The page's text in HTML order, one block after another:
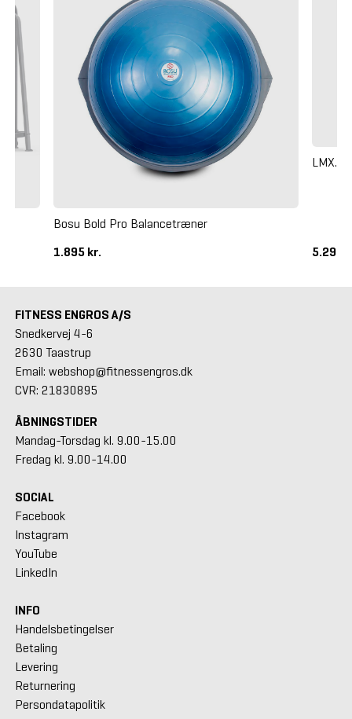
Bosu Bold Pro Balancetræner
1.895 kr.
LMX.
5.295
FITNESS ENGROS A/S
Snedkervej 4-6
2630 Taastrup
Email: webshop@fitnessengros.dk
CVR: 21830895
ÅBNINGSTIDER
Mandag-Torsdag kl. 9.00-15.00
Fredag kl. 9.00-14.00
SOCIAL
Facebook
Instagram
YouTube
LinkedIn
INFO
Handelsbetingelser
Betaling
Levering
Returnering
Persondatapolitik